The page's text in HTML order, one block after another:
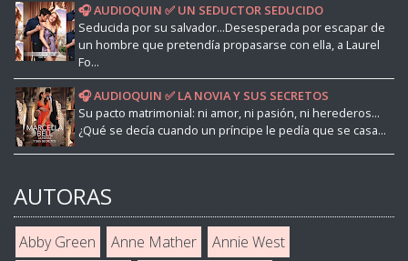
🎧 AUDIOQUIN ✅ UN SEDUCTOR SEDUCIDO
Seducida por su salvador...Desesperada por escapar de
un hombre que pretendía propasarse con ella, a Laurel
Fo...
🎧 AUDIOQUIN ✅ LA NOVIA Y SUS SECRETOS
Su pacto matrimonial: ni amor, ni pasión, ni herederos...
¿Qué se decía cuando un príncipe le pedía que se casa...
AUTORAS
Abby Green Anne Mather
Annie West